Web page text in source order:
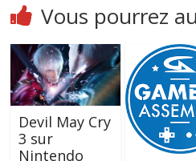
Vous pourrez
Devil May Cry
3 sur
Nintendo